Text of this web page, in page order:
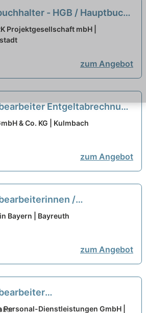
- HGB / Hauptbuch
/ ERP (m/w/d) neu
Projektgesellschaft mbH |
zum Angebot
Entgeltabrechnung
d) Vollzeit/Teilzeit
& Co. KG | Kulmbach
zum Angebot
/
(m/w/d) für den
und Verwaltungsdienst
Bayern | Bayreuth
zum Angebot
Labor (m/w/d)
Personal-Dienstleistungen GmbH |